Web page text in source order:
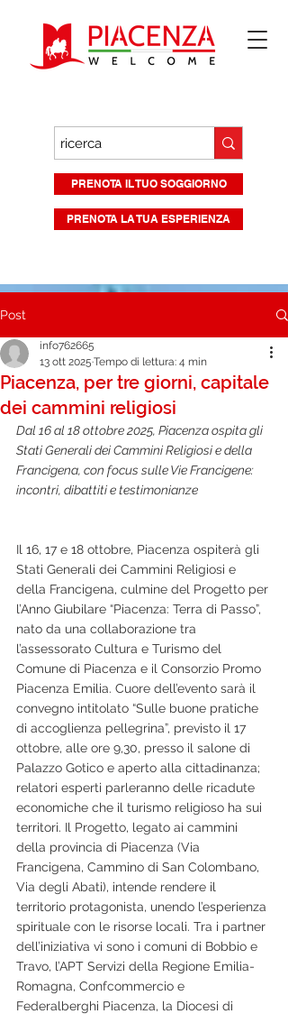
PRENOTA IL TUO SOGGIORNO
PRENOTA LA TUA ESPERIENZA
Post
Piacenza, per tre giorni, capitale
dei cammini religiosi
info762665
13 ott 2025 Tempo di lettura: 4 min
Dal 16 al 18 ottobre 2025, Piacenza ospita gli
Stati Generali dei Cammini Religiosi e della
Francigena, con focus sulle Vie Francigene:
incontri, dibattiti e testimonianze
Il 16, 17 e 18 ottobre, Piacenza ospiterà gli
Stati Generali dei Cammini Religiosi e
della Francigena, culmine del Progetto per
l’Anno Giubilare “Piacenza: Terra di Passo”,
nato da una collaborazione tra
l’assessorato Cultura e Turismo del
Comune di Piacenza e il Consorzio Promo
Piacenza Emilia. Cuore dell’evento sarà il
convegno intitolato “Sulle buone pratiche
di accoglienza pellegrina”, previsto il 17
ottobre, alle ore 9,30, presso il salone di
Palazzo Gotico e aperto alla cittadinanza;
relatori esperti parleranno delle ricadute
economiche che il turismo religioso ha sui
territori. Il Progetto, legato ai cammini
della provincia di Piacenza (Via
Francigena, Cammino di San Colombano,
Via degli Abati), intende rendere il
territorio protagonista, unendo l’esperienza
spirituale con le risorse locali. Tra i partner
dell’iniziativa vi sono i comuni di Bobbio e
Travo, l’APT Servizi della Regione Emilia-
Romagna, Confcommercio e
Federalberghi Piacenza, la Diocesi di